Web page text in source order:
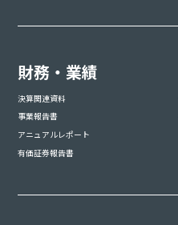
財務・業績
決算関連資料
事業報告書
アニュアルレポート
有価証券報告書